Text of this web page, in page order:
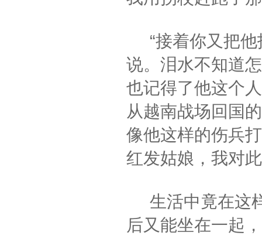
“接着你又把他
说。泪水不知道
也记得了他这个
从越南战场回国
像他这样的伤兵
红发姑娘，我对
生活中竟在这
后又能坐在一起